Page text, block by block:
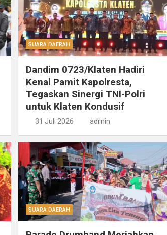
SUARA DAERAH
Dandim 0723/Klaten Hadiri
Kenal Pamit Kapolresta,
Tegaskan Sinergi TNI-Polri
untuk Klaten Kondusif
31 Juli 2026 admin
SUARA DAERAH